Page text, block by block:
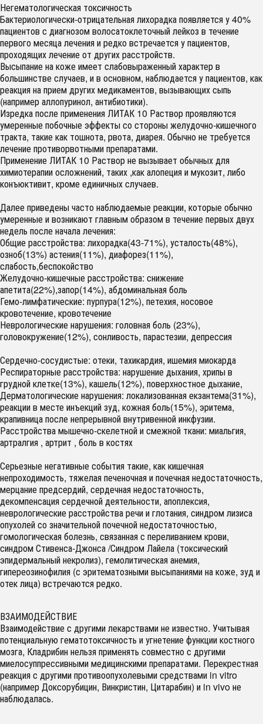
Негематологическая токсичность
Бактериологически-отрицательная лихорадка появляется у 40%
пациентов с диагнозом волосатоклеточный лейкоз в течение
первого месяца лечения и редко встречается у пациентов,
проходящих лечение от других расстройств.
Высыпание на коже имеет слабовыраженный характер в
большинстве случаев, и в основном, наблюдается у пациентов, как
реакция на прием других медикаментов, вызывающих сыпь
(например аллопуринол, антибиотики).
Изредка после применения ЛИТАК 10 Раствор проявляются
умеренные побочные эффекты со стороны желудочно-кишечного
тракта, такие как тошнота, рвота, диарея. Обычно не требуется
лечение противорвотными препаратами.
Применение ЛИТАК 10 Раствор не вызывает обычных для
химиотерапии осложнений, таких ,как алопеция и мукозит, либо
конъюктивит, кроме единичных случаев.
Далее приведены часто наблюдаемые реакции, которые обычно
умеренные и возникают главным образом в течение первых двух
недель после начала лечения:
Общие расстройства: лихорадка(43-71%), усталость(48%),
озноб(13%) астения(11%), диафорез(11%),
слабость,беспокойство
Желудочно-кишечные расстройства: снижение
апетита(22%),запор(14%), абдоминальная боль
Гемо-лимфатические: пурпура(12%), петехия, носовое
кровотечение, кровотечение
Неврологические нарушения: головная боль (23%),
головокружение(12%), сонливость, парастезии, депрессия
Сердечно-сосудистые: отеки, тахикардия, ишемия миокарда
Респираторные расстройства: нарушение дыхания, хрипы в
грудной клетке(13%), кашель(12%), поверхностное дыхание,
Дерматологические нарушения: локализованная екзантема(31%),
реакции в месте инъекций зуд, кожная боль(15%), эритема,
крапивница после непрерывной внутривенной инкфузии.
Расстройства мышечно-скелетной и смежной ткани: миальгия,
артралгия , артрит , боль в костях
Серьезные негативные события такие, как кишечная
непроходимость, тяжелая печеночная и почечная недостаточность,
мерцание предсердий, сердечная недостаточность,
декомпенсация сердечной деятельности, апоплексия,
неврологические расстройства речи и глотания, синдром лизиса
опухолей со значительной почечной недостаточностью,
гомологическая болезнь, связанная с переливанием крови,
синдром Стивенса-Джонса /Синдром Лайела (токсический
эпидермальный некролиз), гемолитическая анемия,
гипереозинофилия (с эритематозными высыпаниями на коже, зуд и
отек лица) встречаются редко.
ВЗАИМОДЕЙСТВИЕ
Взаимодействие с другими лекарствами не известно. Учитывая
потенциальную гематотоксичность и угнетение функции костного
мозга, Кладрибин нельзя применять совместно с другими
миелосуппрессивными медицинскими препаратами. Перекрестная
реакция с другими противоопухолевыми средствами in vitro
(например Доксорубицин, Винкристин, Цитарабин) и in vivo не
наблюдалась.